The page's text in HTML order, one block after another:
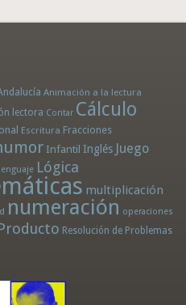
Animación a la lectura
lectora Contar Cálculo
Escritura Fracciones
Infantil Inglés Juego
lenguaje Lógica
multiplicación
numeración operaciones
Resolución de Problemas